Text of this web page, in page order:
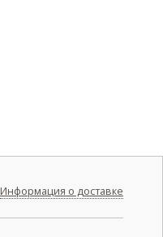
Информация о доставке